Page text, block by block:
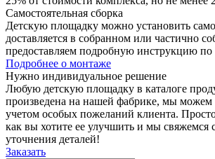
Самостоятельная сборка
Детскую площадку можно установить
доставляется в собранном или частично
предоставляем подробную инструкцию по
Подробнее о монтаже
Нужно индивидуальное решение
Любую детскую площадку в каталоге
произведена на нашей фабрике, мы можем
учетом особых пожеланий клиента.
как вы хотите ее улучшить и мы свяжемся
уточнения деталей!
Заказать